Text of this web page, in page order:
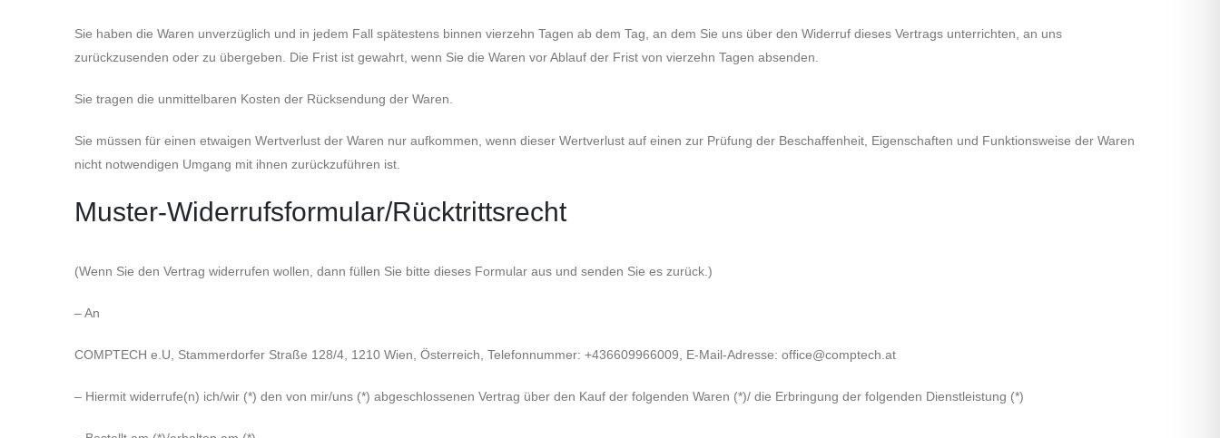
Sie haben die Waren unverzüglich und in jedem Fall spätestens binnen vierzehn Tagen ab dem Tag, an dem Sie uns über den Widerruf dieses Vertrags unterrichten, an uns
zurückzusenden oder zu übergeben. Die Frist ist gewahrt, wenn Sie die Waren vor Ablauf der Frist von vierzehn Tagen absenden.
Sie tragen die unmittelbaren Kosten der Rücksendung der Waren.
Sie müssen für einen etwaigen Wertverlust der Waren nur aufkommen, wenn dieser Wertverlust auf einen zur Prüfung der Beschaffenheit, Eigenschaften und Funktionsweise der Waren
nicht notwendigen Umgang mit ihnen zurückzuführen ist.
Muster-Widerrufsformular/Rücktrittsrecht
(Wenn Sie den Vertrag widerrufen wollen, dann füllen Sie bitte dieses Formular aus und senden Sie es zurück.)
– An
COMPTECH e.U, Stammerdorfer Straße 128/4, 1210 Wien, Österreich, Telefonnummer: +436609966009, E-Mail-Adresse: office@comptech.at
– Hiermit widerrufe(n) ich/wir (*) den von mir/uns (*) abgeschlossenen Vertrag über den Kauf der folgenden Waren (*)/ die Erbringung der folgenden Dienstleistung (*)